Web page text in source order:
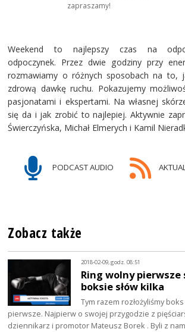
zapraszamy!
Weekend to najlepszy czas na
odpoczynek. Przez dwie godziny przy
rozmawiamy o różnych sposobach na to,
zdrową dawkę ruchu. Pokazujemy
pasjonatami i ekspertami. Na własnej
się da i jak zrobić to najlepiej. Aktywnie
Świerczyńska, Michał Elmerych i Kamil
PODCAST AUDIO
Zobacz także
2018-02-09, godz. 08:51
Ring wolny
boksie słów kilka
Tym razem rozłożyliśmy
pierwsze. Najpierw o swojej przygodzie z
dziennikarz i promotor Mateusz Borek . Byli z